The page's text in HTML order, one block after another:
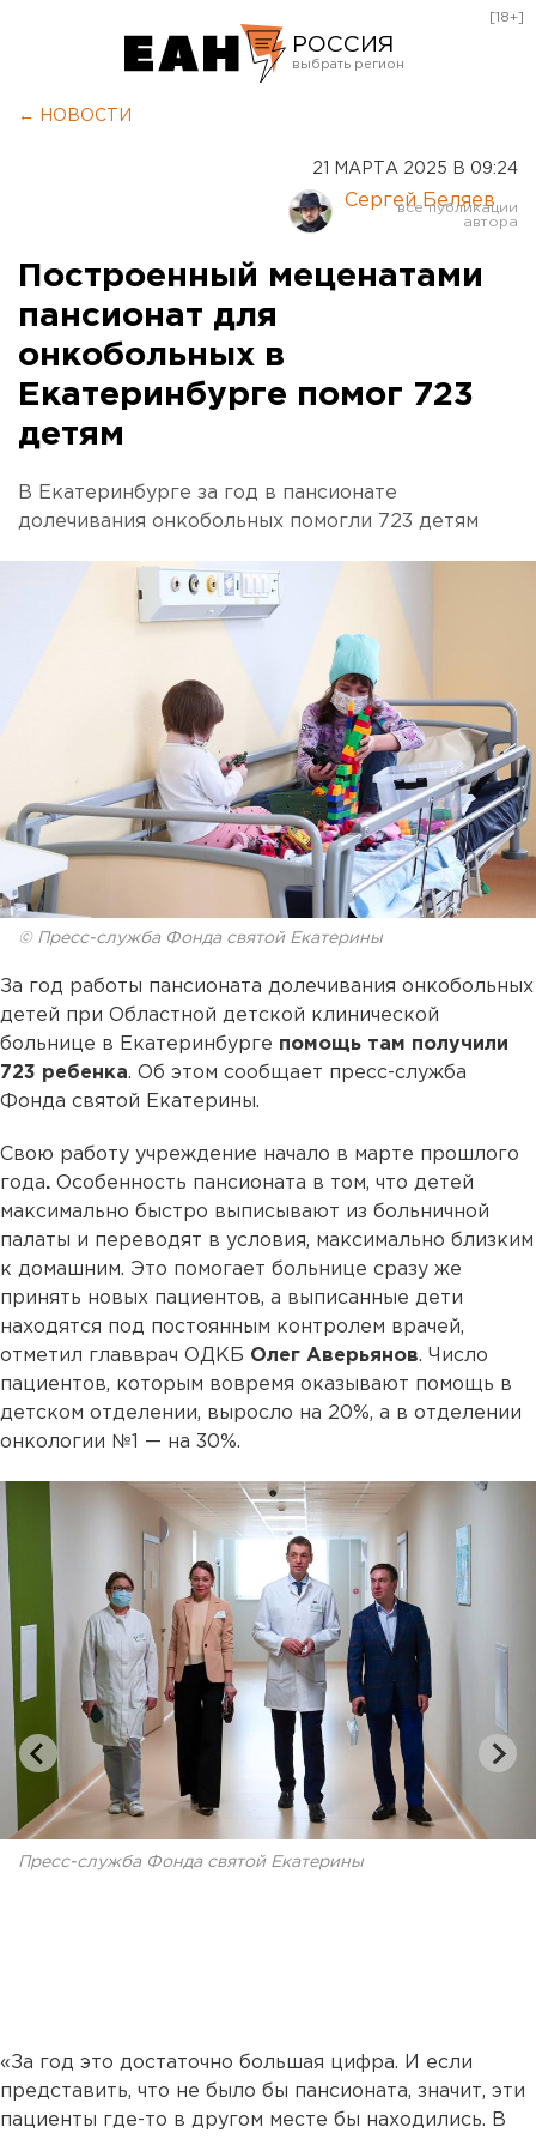
РОССИЯ
Курган
Оренбург
[18+]
← НОВОСТИ
21 МАРТА 2025 В 09:24
Сергей Беляев
Построенный меценатами
пансионат для
онкобольных в
Екатеринбурге помог 723
детям
В Екатеринбурге за год в пансионате
долечивания онкобольных помогли 723 детям
© Пресс-служба Фонда святой Екатерины
За год работы пансионата долечивания онкобольных
детей при Областной детской клинической
больнице в Екатеринбурге помощь там получили
723 ребенка. Об этом сообщает пресс-служба
Фонда святой Екатерины.
Свою работу учреждение начало в марте прошлого
года. Особенность пансионата в том, что детей
максимально быстро выписывают из больничной
палаты и переводят в условия, максимально близким
к домашним. Это помогает больнице сразу же
принять новых пациентов, а выписанные дети
находятся под постоянным контролем врачей,
отметил главврач ОДКБ Олег Аверьянов. Число
пациентов, которым вовремя оказывают помощь в
детском отделении, выросло на 20%, а в отделении
онкологии №1 — на 30%.
Пресс-служба Фонда святой Екатерины
«За год это достаточно большая цифра. И если
представить, что не было бы пансионата, значит, эти
пациенты где-то в другом месте бы находились. В